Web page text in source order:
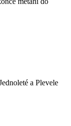
a Plevele